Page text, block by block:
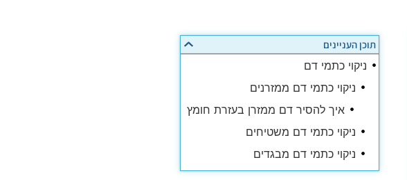
תוכן העניינים
ניקוי כתמי דם
ניקוי כתמי דם ממזרנים
איך להסיר דם ממזרן בעזרת חומץ
ניקוי כתמי דם משטיחים
ניקוי כתמי דם מבגדים